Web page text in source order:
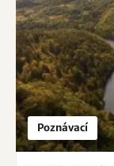
Poznávací